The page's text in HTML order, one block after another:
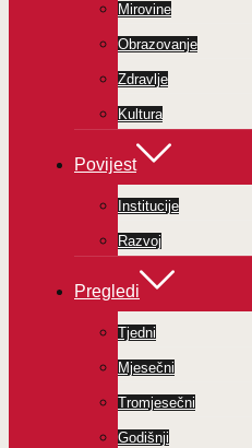
Mirovine
Obrazovanje
Zdravlje
Kultura
Povijest
Institucije
Razvoj
Pregledi
Tjedni
Mjesečni
Tromjesečni
Godišnji